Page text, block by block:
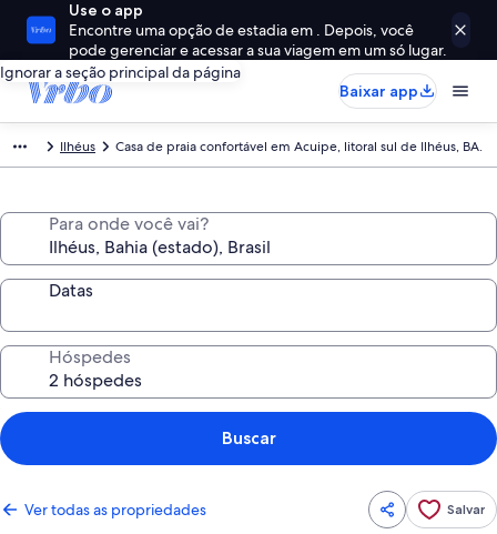
Use o app
Encontre uma opção de estadia em . Depois, você
pode gerenciar e acessar a sua viagem em um só lugar.
Ignorar a seção principal da página
Baixar app
Ilhéus Casa de praia confortável em Acuipe, litoral sul de Ilhéus, BA.
Para onde você vai?
Datas
Hóspedes
Buscar
Ver todas as propriedades Salvar